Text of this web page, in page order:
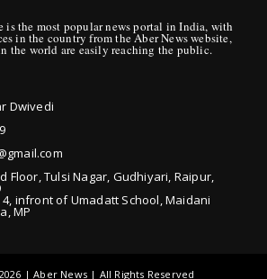
is the most popular news portal in India, with
in the country from the Aber News website,
the world are easily reaching the public.
Dwivedi
Floor, Tulsi Nagar, Gudhiyari, Raipur,
infront of Umadatt School, Maidani
MP
2026 | Aber News | All Rights Reserved